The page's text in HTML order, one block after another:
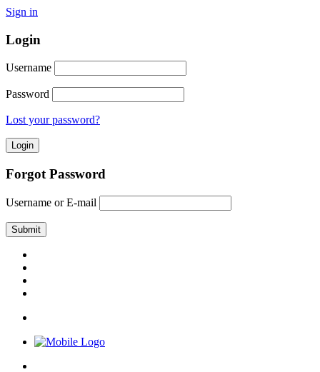
Sign in
Login
Username
Password
Lost your password?
Forgot Password
Username or E-mail